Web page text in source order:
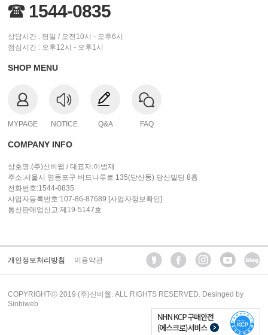
1544-0835
상담시간 : 평일 / 오전10시 - 오후6시
점심시간 : 오후12시 - 오후1시
SHOP MENU
MYPAGE NOTICE Q&A FAQ
COMPANY INFO
상호명:(주)신비웹 / 대표자:이범재
주소:서울시 영등포구 버드나루로 135(당산동) 당산빌딩 8층
전화번호:1544-0835
사업자등록번호:107-86-87689 [사업자정보확인]
통신판매업신고:제19-5147호
개인정보처리방침 이용약관
COPYRIGHTⓒ 2019 (주)신비웹. ALL RIGHTS RESERVED. Desinged by
Sinbiweb